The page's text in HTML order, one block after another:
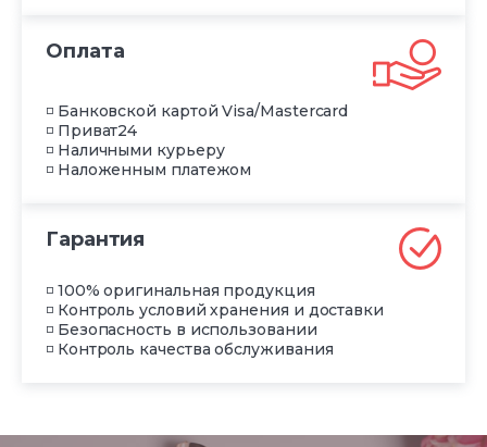
Оплата
◽ Банковской картой Visa/Mastercard
◽ Приват24
◽ Наличными курьеру
◽ Наложенным платежом
Гарантия
◽ 100% оригинальная продукция
◽ Контроль условий хранения и доставки
◽ Безопасность в использовании
◽ Контроль качества обслуживания